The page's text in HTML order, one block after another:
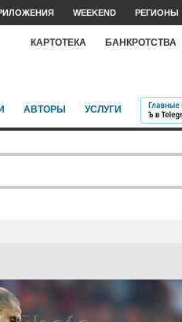
WEEKEND РЕГИОНЫ
КАРТОТЕКА БАНКРОТСТВА
АВТОРЫ УСЛУГИ